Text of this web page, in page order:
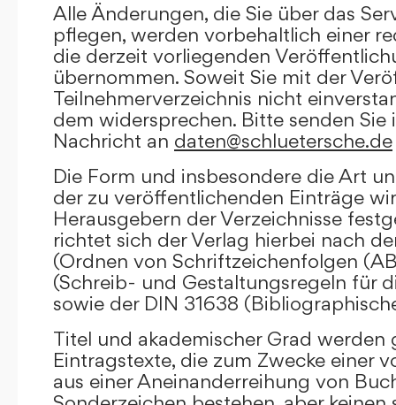
Alle Änderungen, die Sie über das
pflegen, werden vorbehaltlich einer
die derzeit vorliegenden
übernommen. Soweit Sie mit der
Teilnehmerverzeichnis nicht
dem widersprechen. Bitte senden Sie
Nachricht an daten@schluetersche.de
Die Form und insbesondere die Art
der zu veröffentlichenden Einträge
Herausgebern der Verzeichnisse
richtet sich der Verlag hierbei nach
(Ordnen von Schriftzeichenfolgen
(Schreib- und Gestaltungsregeln für
sowie der DIN 31638
Titel und akademischer Grad werden
Eintragstexte, die zum Zwecke einer
aus einer Aneinanderreihung von